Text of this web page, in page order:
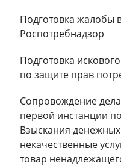
Подготовка жалобы
Роспотребнадзор
Подготовка
по защите прав
Сопровождение дела
первой инстанции
Взыскания денежных
некачественные
товар